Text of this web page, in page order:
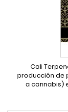
Cali
producción de
a cannabis)